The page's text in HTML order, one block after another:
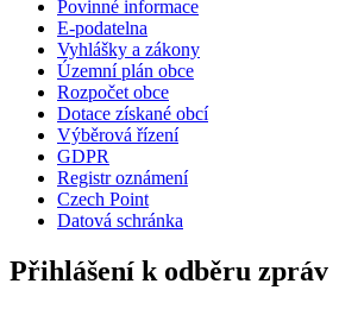
Povinné informace
E-podatelna
Vyhlášky a zákony
Územní plán obce
Rozpočet obce
Dotace získané obcí
Výběrová řízení
GDPR
Registr oznámení
Czech Point
Datová schránka
Přihlášení k odběru zpráv